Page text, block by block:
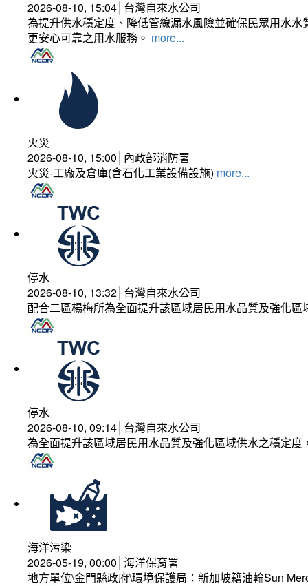
2026-08-10, 15:04│台灣自來水公司
為提升供水穩定度、降低管線漏水風險並確保民眾用水
更安心可靠之用水服務。 more...
火災
2026-08-10, 15:00│內政部消防署
火災-工廠及倉庫(含石化工業設備設施) more...
停水
2026-08-10, 13:32│台灣自來水公司
配合二區楊梅所為全面提升該區域居民用水品質及強化
停水
2026-08-10, 09:14│台灣自來水公司
為全面提升該區域居民用水品質及強化區域供水之穩定
海洋污染
2026-05-19, 00:00│海洋保育署
地方單位\金門縣政府\環境保護局：新加坡籍油輪Sun